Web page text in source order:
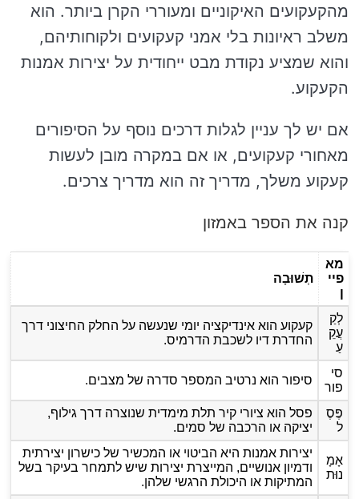
מהקעקועים האיקוניים ומעוררי הקרן ביותר. הוא
משלב ראיונות בלי אמני קעקועים ולקוחותיהם,
והוא שמציע נקודת מבט ייחודית על יצירות אמנות
הקעקוע.
אם יש לך עניין לגלות דרכים נוסף על הסיפורים
מאחורי קעקועים, או אם במקרה מובן לעשות
קעקוע משלך, מדריך זה הוא מדריך צרכים.
קנה את הספר באמזון
מא
פיי
ן
תְשׁוּבָה
לְקַ
עֲקֵ
עַ
קעקוע הוא אינדיקציה יומי שנעשה על החלק החיצוני דרך
החדרת דיו לשכבת הדרמיס.
סי
פור
סיפור הוא נרטיב המספר סדרה של מצבים.
פֶּסֶ
ל
פסל הוא ציורי קיר תלת מימדית שנוצרה דרך גילוף,
יציקה או הרכבה של סמים.
אָמָ
נוּת
יצירות אמנות היא הביטוי או המכשיר של כישרון יצירתית
ודמיון אנושיים, המייצרת יצירות שיש לתמחר בעיקר בשל
המתיקות או היכולת הרגשי שלהן.